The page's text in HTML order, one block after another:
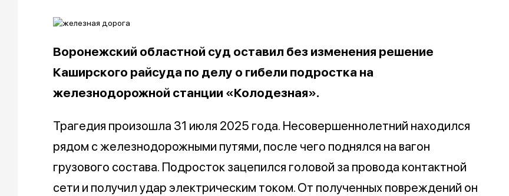
Воронежский областной суд оставил без изменения решение
Каширского райсуда по делу о гибели подростка на
железнодорожной станции «Колодезная».
Трагедия произошла 31 июля 2025 года. Несовершеннолетний находился
рядом с железнодорожными путями, после чего поднялся на вагон
грузового состава. Подросток зацепился головой за провода контактной
сети и получил удар электрическим током. От полученных повреждений он